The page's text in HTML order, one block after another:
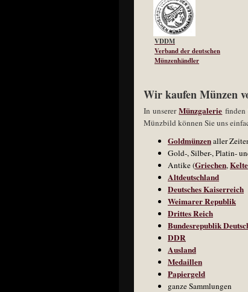
VDDM
Verband der deutschen
Münzenhändler
Wir kaufen Münzen
In unsererMünzgalerie
Münzbild können Sie uns
Goldmünzenaller
Gold-, Silber-, Platin-
Antike (Griechen,
Altdeutschland
Deutsches Kaiserreich
Weimarer Republik
Drittes Reich
Bundesrepublik
DDR
Ausland
Medaillen
Papiergeld
ganze Sammlungen